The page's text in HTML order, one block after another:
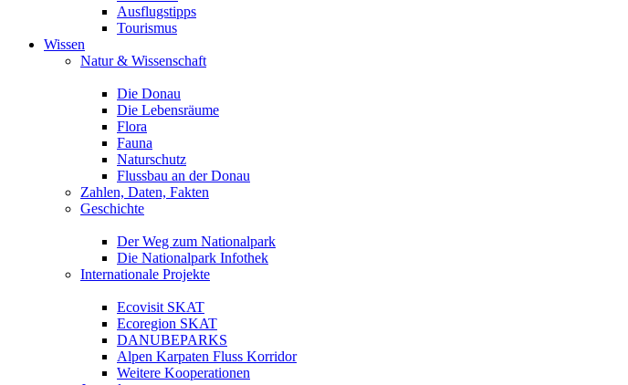
Ausflugstipps
Tourismus
Wissen
Natur & Wissenschaft
Die Donau
Die Lebensräume
Flora
Fauna
Naturschutz
Flussbau an der Donau
Zahlen, Daten, Fakten
Geschichte
Der Weg zum Nationalpark
Die Nationalpark Infothek
Internationale Projekte
Ecovisit SKAT
Ecoregion SKAT
DANUBEPARKS
Alpen Karpaten Fluss Korridor
Weitere Kooperationen